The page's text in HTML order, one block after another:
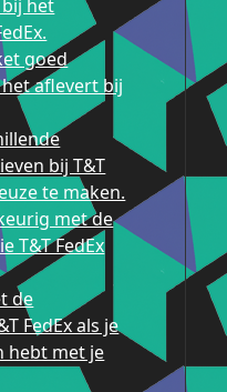
het
goed
aflevert bij
bij T&T
te maken.
met de
T&T FedEx
de
FedEx als je
hebt met je